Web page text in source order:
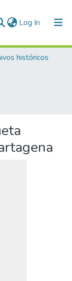
Log In (current)
históricos